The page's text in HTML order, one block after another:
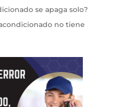
se apaga solo?
no tiene